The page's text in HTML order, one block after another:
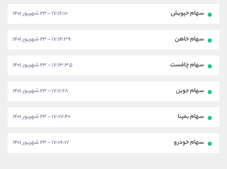
سهام خپویش ۱۷:۱۶:۱۰ - ۲۳ شهریور ۱۴۰۱
سهام خاهن ۱۷:۱۴:۳۹ - ۲۳ شهریور ۱۴۰۱
سهام چافست ۱۷:۱۳:۳۵ - ۲۳ شهریور ۱۴۰۱
سهام جوین ۱۷:۱۱:۲۸ - ۲۳ شهریور ۱۴۰۱
سهام بمپنا ۱۷:۰۷:۴۰ - ۲۳ شهریور ۱۴۰۱
سهام خودرو ۱۷:۰۶:۱۷ - ۲۳ شهریور ۱۴۰۱